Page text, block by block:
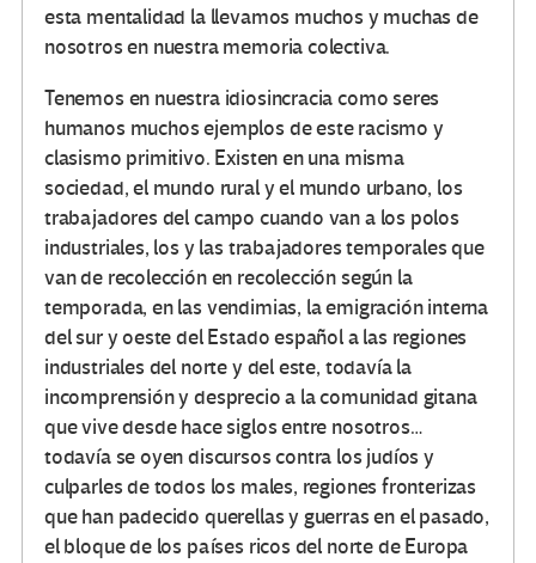
esta mentalidad la llevamos muchos y muchas de
nosotros en nuestra memoria colectiva.
Tenemos en nuestra idiosincracia como seres
humanos muchos ejemplos de este racismo y
clasismo primitivo. Existen en una misma
sociedad, el mundo rural y el mundo urbano, los
trabajadores del campo cuando van a los polos
industriales, los y las trabajadores temporales que
van de recolección en recolección según la
temporada, en las vendimias, la emigración interna
del sur y oeste del Estado español a las regiones
industriales del norte y del este, todavía la
incomprensión y desprecio a la comunidad gitana
que vive desde hace siglos entre nosotros…
todavía se oyen discursos contra los judíos y
culparles de todos los males, regiones fronterizas
que han padecido querellas y guerras en el pasado,
el bloque de los países ricos del norte de Europa